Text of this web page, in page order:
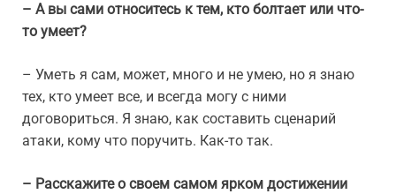
– А вы сами относитесь к тем, кто болтает или что-
то умеет?
– Уметь я сам, может, много и не умею, но я знаю
тех, кто умеет все, и всегда могу с ними
договориться. Я знаю, как составить сценарий
атаки, кому что поручить. Как-то так.
– Расскажите о своем самом ярком достижении